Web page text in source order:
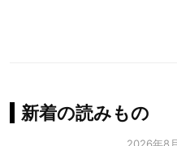
新着の読みもの